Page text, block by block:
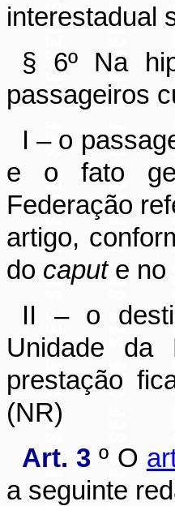
interestadual
§ 6º Na
passageiros
I – o
e o fato
Federação
artigo,
do capute no
II – o
Unidade da
prestação
(NR)
Art. 3 º O
a seguinte